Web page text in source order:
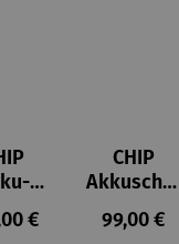
Preis:
€
CHIP
Akkuschra
uber
99,00 €